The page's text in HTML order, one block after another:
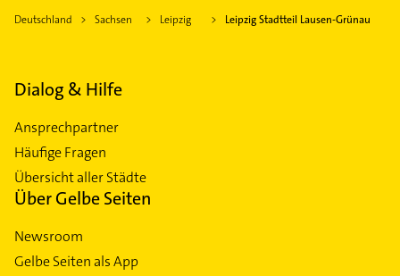
Deutschland Sachsen Leipzig Leipzig Stadtteil Lausen-Grünau
Dialog & Hilfe
Ansprechpartner
Häufige Fragen
Übersicht aller Städte
Über Gelbe Seiten
Newsroom
Gelbe Seiten als App